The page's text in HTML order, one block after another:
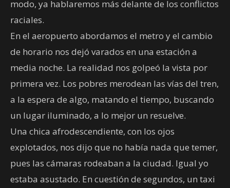
modo, ya hablaremos más delante de los conflictos
raciales.
En el aeropuerto abordamos el metro y el cambio
de horario nos dejó varados en una estación a
media noche. La realidad nos golpeó la vista por
primera vez. Los pobres merodean las vías del tren,
a la espera de algo, matando el tiempo, buscando
un lugar iluminado, a lo mejor un resuelve.
Una chica afrodescendiente, con los ojos
explotados, nos dijo que no había nada que temer,
pues las cámaras rodeaban a la ciudad. Igual yo
estaba asustado. En cuestión de segundos, un taxi